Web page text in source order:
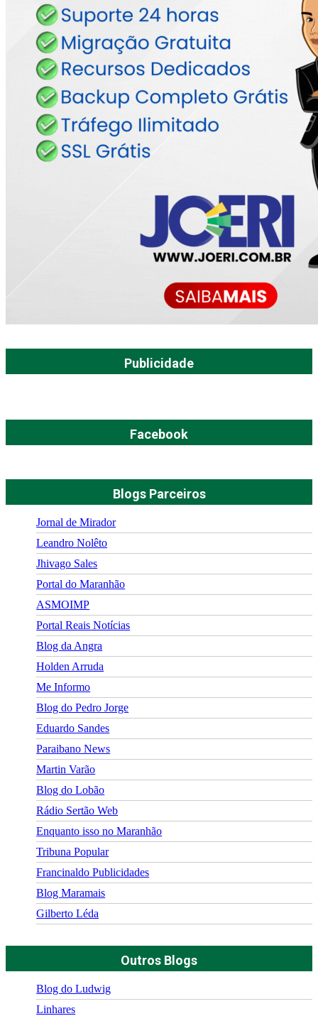
Publicidade
Facebook
Blogs Parceiros
Jornal de Mirador
Leandro Nolêto
Jhivago Sales
Portal do Maranhão
ASMOIMP
Portal Reais Notí­cias
Blog da Angra
Holden Arruda
Me Informo
Blog do Pedro Jorge
Eduardo Sandes
Paraibano News
Martin Varão
Blog do Lobão
Rádio Sertão Web
Enquanto isso no Maranhão
Tribuna Popular
Francinaldo Publicidades
Blog Maramais
Gilberto Léda
Outros Blogs
Blog do Ludwig
Linhares